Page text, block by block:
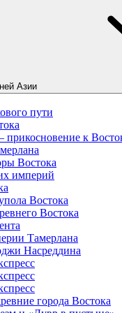
Азии
пути
прикосновение к
Востока
империй
Востока
Востока
Тамерлана
Насреддина
города Востока